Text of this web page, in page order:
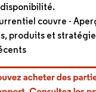
couvre -
produits et